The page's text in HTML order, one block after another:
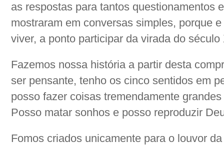
as respostas para tantos questionamentos
mostraram em conversas simples, porque
viver, a ponto participar da virada do
Fazemos nossa história a partir desta
ser pensante, tenho os cinco sentidos em
posso fazer coisas tremendamente
Posso matar sonhos e posso reproduzir
Fomos criados unicamente para o louvor